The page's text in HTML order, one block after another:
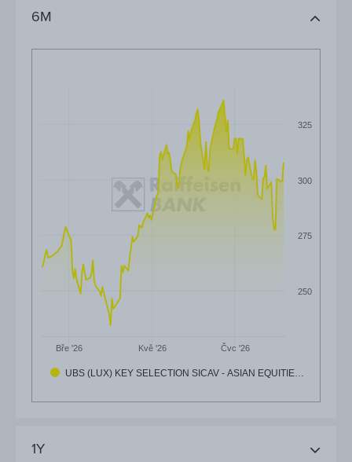
6M
UBS (LUX) KEY SELECTION SICAV - ASIAN EQUITIE…
Bře '26 Kvě '26 Čvc '26
250
275
300
325
1Y